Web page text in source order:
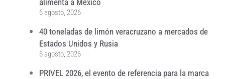
alimenta a México
6 agosto, 2026
40 toneladas de limón veracruzano a mercados de
Estados Unidos y Rusia
6 agosto, 2026
PRIVEL 2026, el evento de referencia para la marca